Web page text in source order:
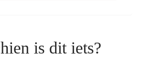
is dit iets?